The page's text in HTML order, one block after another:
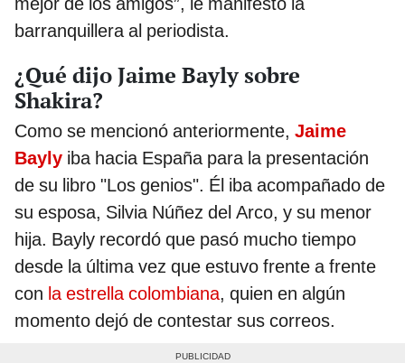
barranquillera al periodista.
¿Qué dijo Jaime Bayly sobre
Shakira?
Como se mencionó anteriormente, Jaime
Bayly iba hacia España para la presentación
de su libro "Los genios". Él iba acompañado de
su esposa, Silvia Núñez del Arco, y su menor
hija. Bayly recordó que pasó mucho tiempo
desde la última vez que estuvo frente a frente
con la estrella colombiana, quien en algún
momento dejó de contestar sus correos.